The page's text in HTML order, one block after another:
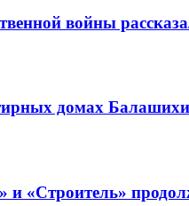
войны
домах
и «Строитель»